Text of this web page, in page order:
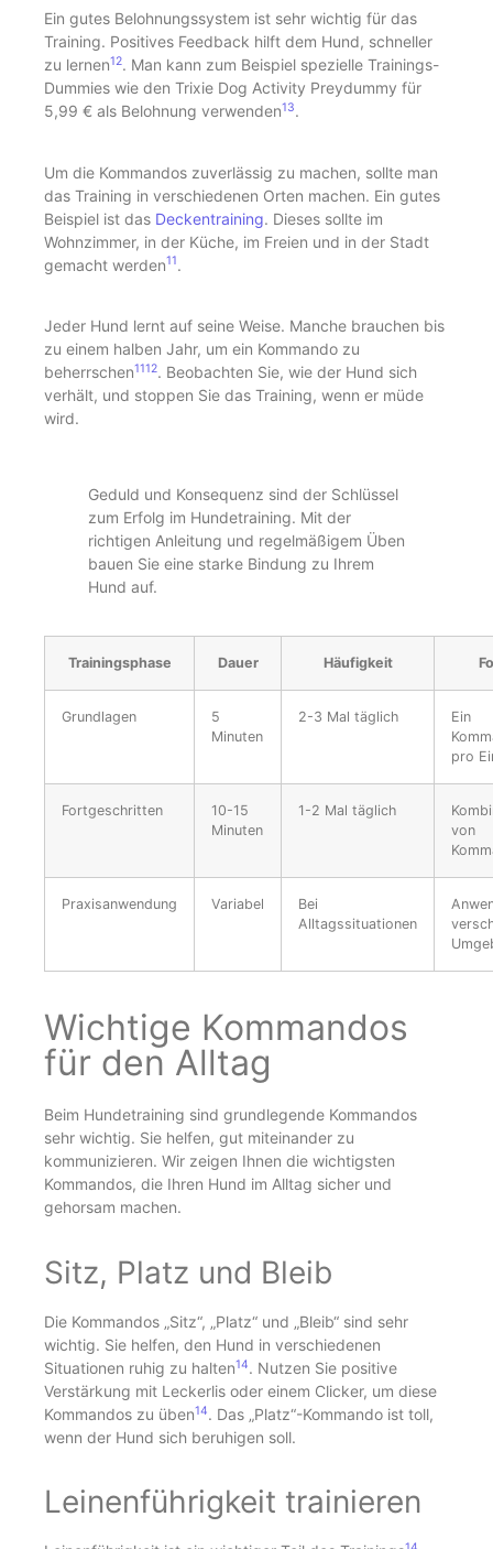
Ein gutes Belohnungssystem ist sehr wichtig für das
Training. Positives Feedback hilft dem Hund, schneller
zu lernen12. Man kann zum Beispiel spezielle Trainings-
Dummies wie den Trixie Dog Activity Preydummy für
5,99 € als Belohnung verwenden13.
Um die Kommandos zuverlässig zu machen, sollte man
das Training in verschiedenen Orten machen. Ein gutes
Beispiel ist das Deckentraining. Dieses sollte im
Wohnzimmer, in der Küche, im Freien und in der Stadt
gemacht werden11.
Jeder Hund lernt auf seine Weise. Manche brauchen bis
zu einem halben Jahr, um ein Kommando zu
beherrschen1112. Beobachten Sie, wie der Hund sich
verhält, und stoppen Sie das Training, wenn er müde
wird.
Geduld und Konsequenz sind der Schlüssel
zum Erfolg im Hundetraining. Mit der
richtigen Anleitung und regelmäßigem Üben
bauen Sie eine starke Bindung zu Ihrem
Hund auf.
Trainingsphase Dauer Häufigkeit
Grundlagen
5
Minuten
2-3 Mal täglich
Ein
pro
Fortgeschritten
10-15
Minuten
1-2 Mal täglich
von
Praxisanwendung Variabel
Bei
Alltagssituationen
Wichtige Kommandos
für den Alltag
Beim Hundetraining sind grundlegende Kommandos
sehr wichtig. Sie helfen, gut miteinander zu
kommunizieren. Wir zeigen Ihnen die wichtigsten
Kommandos, die Ihren Hund im Alltag sicher und
gehorsam machen.
Sitz, Platz und Bleib
Die Kommandos „Sitz“, „Platz“ und „Bleib“ sind sehr
wichtig. Sie helfen, den Hund in verschiedenen
Situationen ruhig zu halten14. Nutzen Sie positive
Verstärkung mit Leckerlis oder einem Clicker, um diese
Kommandos zu üben14. Das „Platz“-Kommando ist toll,
wenn der Hund sich beruhigen soll.
Leinenführigkeit trainieren